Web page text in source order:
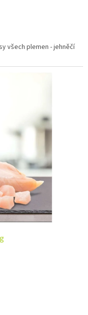
všech plemen - jehněčí